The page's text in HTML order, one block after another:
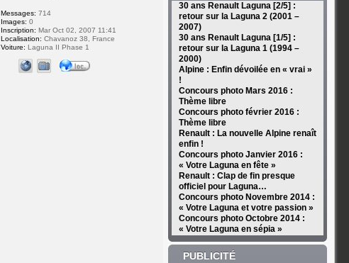
Messages: 714
Images: 0
Inscription: Mar Oct 02, 2007 11:41
Localisation: Chavanoz 38, France
Voiture: Laguna II Phase 1
30 ans Renault Laguna [2/5] :
retour sur la Laguna 2 (2001 –
2007)
30 ans Renault Laguna [1/5] :
retour sur la Laguna 1 (1994 –
2000)
Alpine : Enfin dévoilée en « vrai »
!
Concours photo Mars 2016 :
Thème libre
Concours photo février 2016 :
Thème libre
Renault : La nouvelle Alpine renaît
enfin !
Concours photo Janvier 2016 :
« Votre Laguna en fête »
Renault : Clap de fin presque
officiel pour Laguna…
Concours photo Novembre 2014 :
« Votre Laguna et votre passion »
Concours photo Octobre 2014 :
« Votre Laguna en sépia »
PUBLICITÉ